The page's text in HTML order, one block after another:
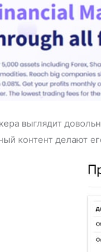
выглядит
контент делают